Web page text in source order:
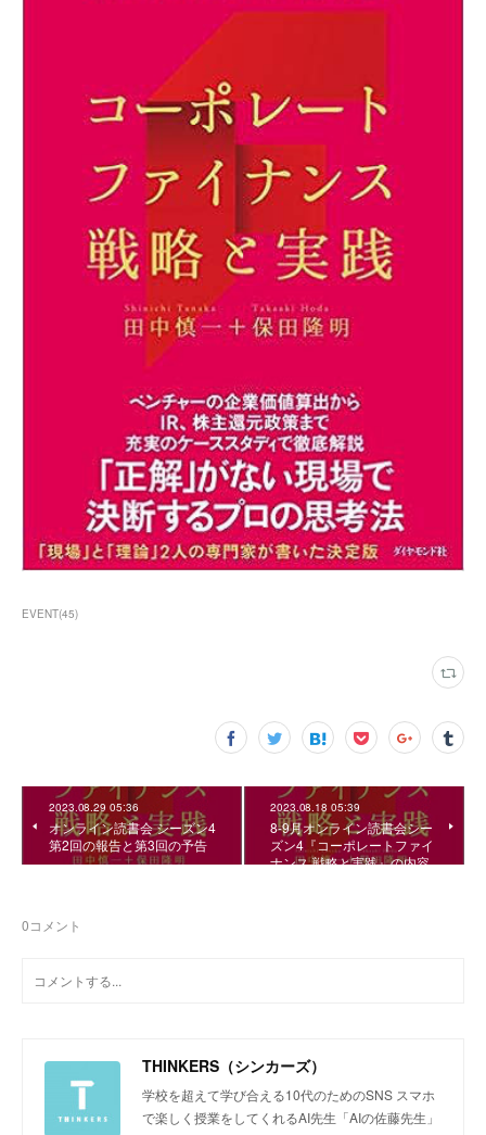
EVENT(45)
2023.08.29 05:36
オンライン読書会 シーズン4
第2回の報告と第3回の予告
2023.08.18 05:39
8-9月オンライン読書会シー
ズン4『コーポレートファイ
ナンス 戦略と実践』の内容
0コメント
THINKERS（シンカーズ）
学校を超えて学び合える10代のためのSNS スマホ
で楽しく授業をしてくれるAI先生「AIの佐藤先生」